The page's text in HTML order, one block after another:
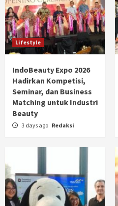
Lifestyle
IndoBeauty Expo 2026
Hadirkan Kompetisi,
Seminar, dan Business
Matching untuk Industri
Beauty
3 days ago Redaksi